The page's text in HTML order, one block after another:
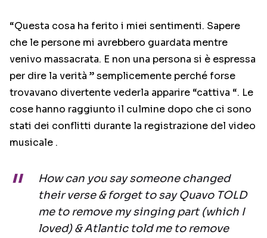
“Questa cosa ha ferito i miei sentimenti. Sapere
che le persone mi avrebbero guardata mentre
venivo massacrata. E non una persona si è espressa
per dire la verità ” semplicemente perché forse
trovavano divertente vederla apparire “cattiva “. Le
cose hanno raggiunto il culmine dopo che ci sono
stati dei conflitti durante la registrazione del video
musicale .
How can you say someone changed
their verse & forget to say Quavo TOLD
me to remove my singing part (which I
loved) & Atlantic told me to remove